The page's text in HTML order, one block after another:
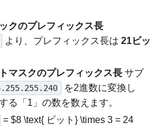
クのプレフィックス長
より、プレフィックス長は 21ビッ
マスクのプレフィックス長 サブ
を2進数に変換し
る「1」の数を数えます。
= $8 \text{ ビット} \times 3 = 24